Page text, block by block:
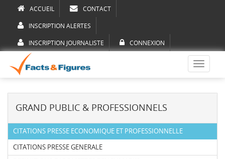
ACCUEIL CONTACT
INSCRIPTION ALERTES
INSCRIPTION JOURNALISTE CONNEXION
Toggle
GRAND PUBLIC & PROFESSIONNELS
CITATIONS PRESSE ECONOMIQUE ET PROFESSIONNELLE
CITATIONS PRESSE GENERALE